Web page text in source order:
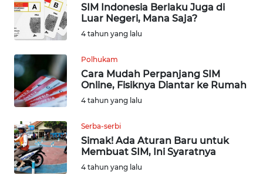
SIM Indonesia Berlaku Juga di
Luar Negeri, Mana Saja?
4 tahun yang lalu
Polhukam
Cara Mudah Perpanjang SIM
Online, Fisiknya Diantar ke Rumah
4 tahun yang lalu
Serba-serbi
Simak! Ada Aturan Baru untuk
Membuat SIM, Ini Syaratnya
4 tahun yang lalu
WN
KARAWANG
BEKASI
WN
BOGOR
WN
DEPOK